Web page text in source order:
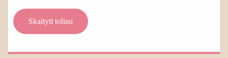
Skaityti toliau